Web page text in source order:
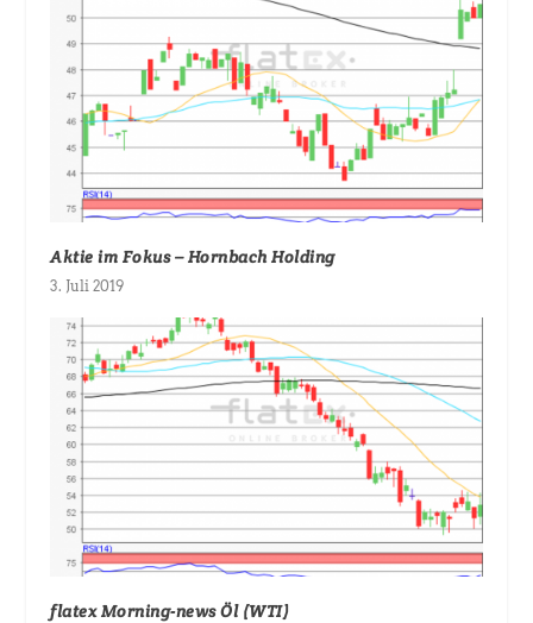
Aktie im Fokus – Hornbach Holding
3. Juli 2019
flatex Morning-news Öl (WTI)